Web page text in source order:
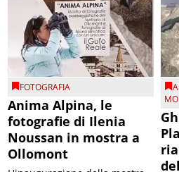
FOTOGRAFIA
Anima Alpina, le
fotografie di Ilenia
Noussan in mostra a
Ollomont